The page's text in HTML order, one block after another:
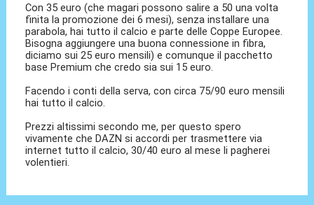
Con 35 euro (che magari possono salire a 50 una volta
finita la promozione dei 6 mesi), senza installare una
parabola, hai tutto il calcio e parte delle Coppe Europee.
Bisogna aggiungere una buona connessione in fibra,
diciamo sui 25 euro mensili) e comunque il pacchetto
base Premium che credo sia sui 15 euro.
Facendo i conti della serva, con circa 75/90 euro mensili
hai tutto il calcio.
Prezzi altissimi secondo me, per questo spero
vivamente che DAZN si accordi per trasmettere via
internet tutto il calcio, 30/40 euro al mese li pagherei
volentieri.